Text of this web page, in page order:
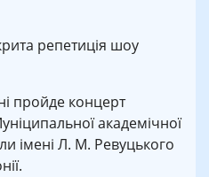
репетиція шоу
пройде концерт
академічної
імені Л. М. Ревуцького